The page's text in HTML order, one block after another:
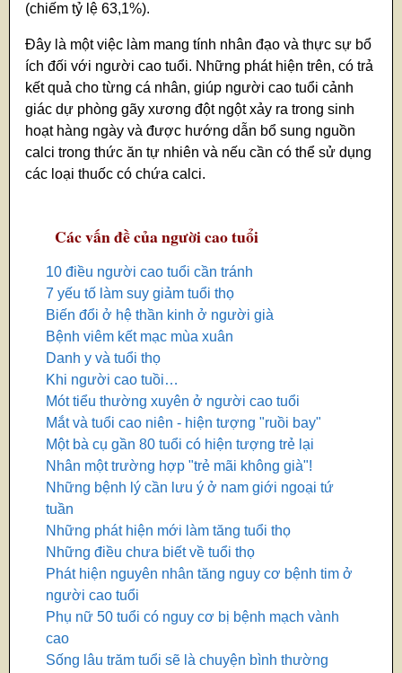
(chiếm tỷ lệ 63,1%).
Đây là một việc làm mang tính nhân đạo và thực sự bổ
ích đối với người cao tuổi. Những phát hiện trên, có trả
kết quả cho từng cá nhân, giúp người cao tuổi cảnh
giác dự phòng gãy xương đột ngột xảy ra trong sinh
hoạt hàng ngày và được hướng dẫn bổ sung nguồn
calci trong thức ăn tự nhiên và nếu cần có thể sử dụng
các loại thuốc có chứa calci.
Các vấn đề của người cao tuổi
10 điều người cao tuổi cần tránh
7 yếu tố làm suy giảm tuổi thọ
Biến đổi ở hệ thần kinh ở người già
Bệnh viêm kết mạc mùa xuân
Danh y và tuổi thọ
Khi người cao tuồi…
Mót tiểu thường xuyên ở người cao tuổi
Mắt và tuổi cao niên - hiện tượng "ruồi bay"
Một bà cụ gần 80 tuổi có hiện tượng trẻ lại
Nhân một trường hợp "trẻ mãi không già"!
Những bệnh lý cần lưu ý ở nam giới ngoại tứ
tuần
Những phát hiện mới làm tăng tuổi thọ
Những điều chưa biết về tuổi thọ
Phát hiện nguyên nhân tăng nguy cơ bệnh tim ở
người cao tuổi
Phụ nữ 50 tuổi có nguy cơ bị bệnh mạch vành
cao
Sống lâu trăm tuổi sẽ là chuyện bình thường